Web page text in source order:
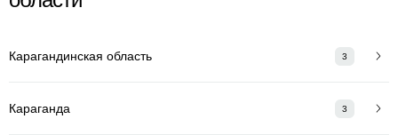
Карагандинская область 3
Караганда 3